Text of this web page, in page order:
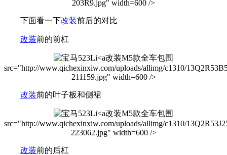
203R9.jpg" width=600 />
下面看一下改装前后的对比
改装前的前杠
改装M5款全车包围
src="http://www.qichexinxiw.com/uploads/allimg/c1310/
211159.jpg" width=600 />
改装前的叶子板和侧裙
改装M5款全车包围
src="http://www.qichexinxiw.com/uploads/allimg/c1310/
223062.jpg" width=600 />
改装前的后杠